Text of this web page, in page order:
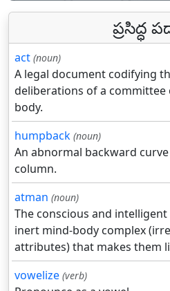
ప్రసిద్ధ
act (noun)
A legal document codifying
deliberations of a committee
body.
humpback (noun)
An abnormal backward
column.
atman (noun)
The conscious and
inert mind-body complex
attributes) that makes them
vowelize (verb)